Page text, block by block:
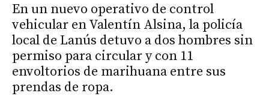
En un nuevo operativo de control
vehicular en Valentín Alsina, la policía
local de Lanús detuvo a dos hombres sin
permiso para circular y con 11
envoltorios de marihuana entre sus
prendas de ropa.